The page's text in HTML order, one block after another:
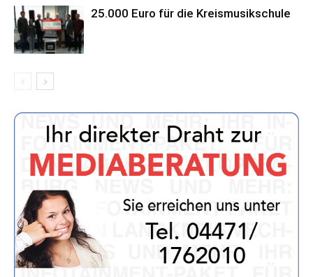
25.000 Euro für die Kreismusikschule